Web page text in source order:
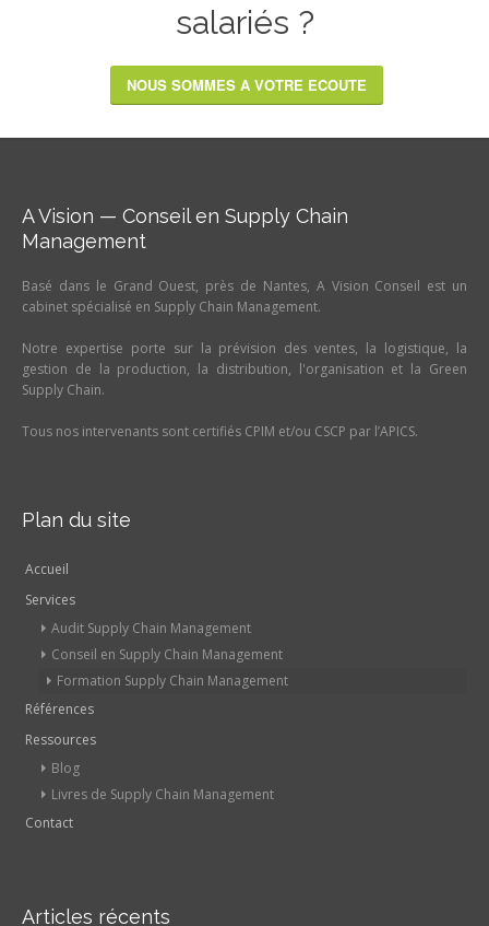
salariés ?
NOUS SOMMES A VOTRE ECOUTE
A Vision — Conseil en Supply Chain
Management
Basé dans le Grand Ouest, près de Nantes, A Vision Conseil est un
cabinet spécialisé en Supply Chain Management.
Notre expertise porte sur la prévision des ventes, la logistique, la
gestion de la production, la distribution, l'organisation et la Green
Supply Chain.
Tous nos intervenants sont certifiés CPIM et/ou CSCP par l’APICS.
Plan du site
Accueil
Services
Audit Supply Chain Management
Conseil en Supply Chain Management
Formation Supply Chain Management
Références
Ressources
Blog
Livres de Supply Chain Management
Contact
Articles récents